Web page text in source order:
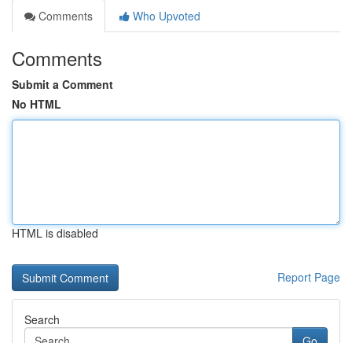
Comments
Who Upvoted
Comments
Submit a Comment
No HTML
HTML is disabled
Report Page
Search